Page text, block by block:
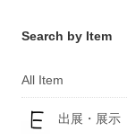
Search by Item
All Item
出展・展示